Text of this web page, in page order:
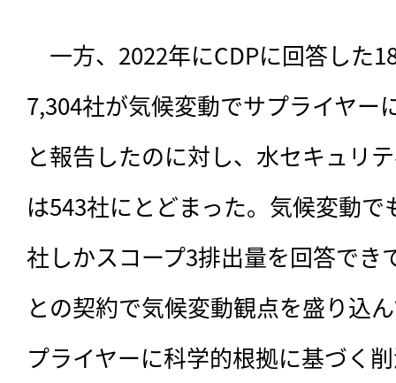
一方、2022年にCDPに回答した
7,304社が気候変動でサプライヤー
と報告したのに対し、水セキュリ
は543社にとどまった。気候変動で
社しかスコープ3排出量を回答でき
との契約で気候変動観点を盛り込
プライヤーに科学的根拠に基づく